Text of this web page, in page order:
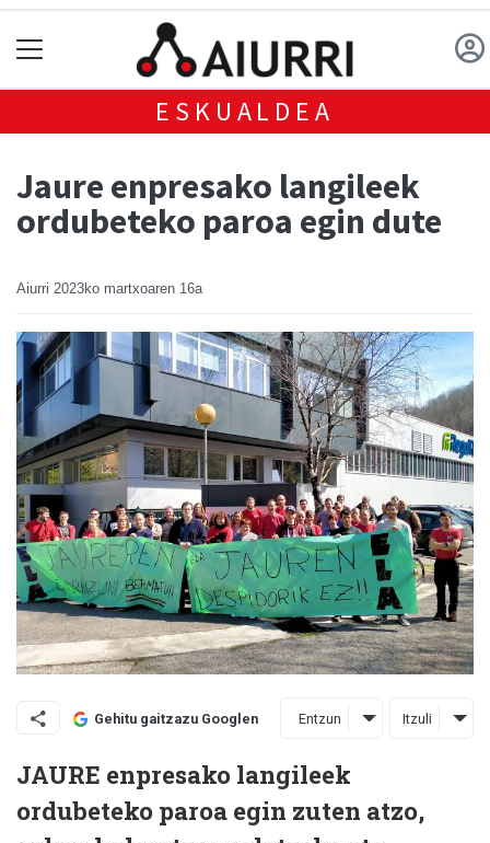
ESKUALDEA
Jaure enpresako langileek
ordubeteko paroa egin dute
Aiurri 2023ko martxoaren 16a
Gehitu gaitzazu Googlen Entzun Itzuli
JAURE enpresako langileek
ordubeteko paroa egin zuten atzo,